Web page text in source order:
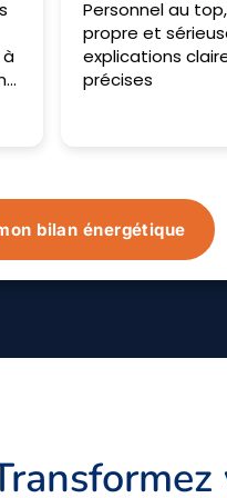
Les
hier et
l'écoute, ils
expliqué et
bilan énergétique